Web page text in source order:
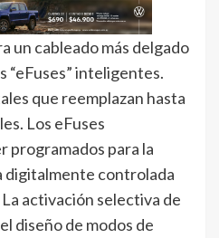
un cableado más delgado
“eFuses” inteligentes.
que reemplazan hasta
Los eFuses
programados para la
digitalmente controlada
activación selectiva de
diseño de modos de